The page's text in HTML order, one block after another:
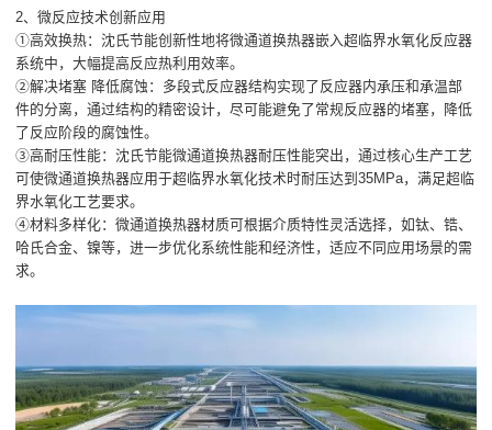
2、微反应技术创新应用
①高效换热：沈氏节能创新性地将微通道换热器嵌入超临界水氧化反应器
系统中，大幅提高反应热利用效率。
②解决堵塞 降低腐蚀：多段式反应器结构实现了反应器内承压和承温部
件的分离，通过结构的精密设计，尽可能避免了常规反应器的堵塞，降低
了反应阶段的腐蚀性。
③高耐压性能：沈氏节能微通道换热器耐压性能突出，通过核心生产工艺
可使微通道换热器应用于超临界水氧化技术时耐压达到35MPa，满足超临
界水氧化工艺要求。
④材料多样化：微通道换热器材质可根据介质特性灵活选择，如钛、锆、
哈氏合金、镍等，进一步优化系统性能和经济性，适应不同应用场景的需
求。